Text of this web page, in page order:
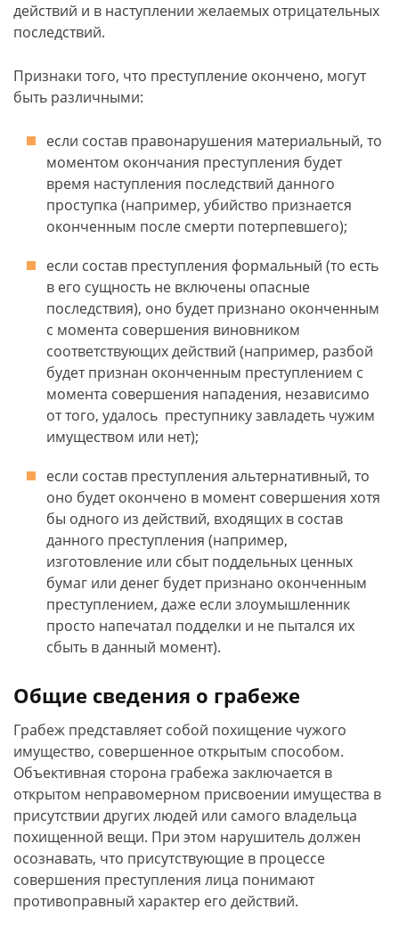
действий и в наступлении желаемых отрицательных
последствий.
Признаки того, что преступление окончено, могут
быть различными:
если состав правонарушения материальный, то
моментом окончания преступления будет
время наступления последствий данного
проступка (например, убийство признается
оконченным после смерти потерпевшего);
если состав преступления формальный (то есть
в его сущность не включены опасные
последствия), оно будет признано оконченным
с момента совершения виновником
соответствующих действий (например, разбой
будет признан оконченным преступлением с
момента совершения нападения, независимо
от того, удалось преступнику завладеть чужим
имуществом или нет);
если состав преступления альтернативный, то
оно будет окончено в момент совершения хотя
бы одного из действий, входящих в состав
данного преступления (например,
изготовление или сбыт поддельных ценных
бумаг или денег будет признано оконченным
преступлением, даже если злоумышленник
просто напечатал подделки и не пытался их
сбыть в данный момент).
Общие сведения о грабеже
Грабеж представляет собой похищение чужого
имущество, совершенное открытым способом.
Объективная сторона грабежа заключается в
открытом неправомерном присвоении имущества в
присутствии других людей или самого владельца
похищенной вещи. При этом нарушитель должен
осознавать, что присутствующие в процессе
совершения преступления лица понимают
противоправный характер его действий.